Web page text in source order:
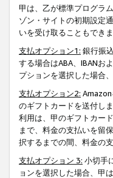
甲は、乙が標準プログラ
ゾン・サイトの初期設定
いを受け取ることもでき
支払オプション1: 銀行振
する場合はABA、IBANお
プションを選択した場合
支払オプション2:
のギフトカードを送付し
利用は、甲のギフトカー
まで、料金の支払いを留
択するまでの間、料金の
支払オプション 3: 小切手
ョンを選択した場合、甲